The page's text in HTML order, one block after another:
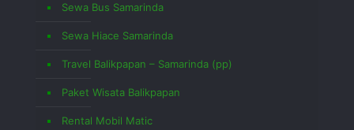
Sewa Bus Samarinda
Sewa Hiace Samarinda
Travel Balikpapan – Samarinda (pp)
Paket Wisata Balikpapan
Rental Mobil Matic